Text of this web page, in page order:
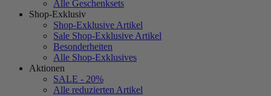
Alle Geschenksets
Shop-Exklusiv
Shop-Exklusive Artikel
Sale Shop-Exklusive Artikel
Besonderheiten
Alle Shop-Exklusives
Aktionen
SALE - 20%
Alle reduzierten Artikel